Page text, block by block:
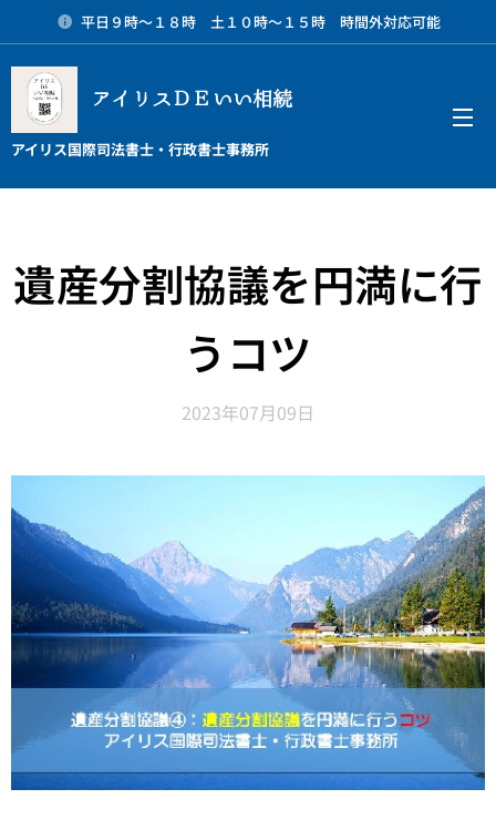
平日９時～１８時 土１０時～１５時 時間外対応可能
アイリスＤＥいい相続
アイリス国際司法書士・行政書士事務所
遺産分割協議を円満に行
うコツ
2023年07月09日